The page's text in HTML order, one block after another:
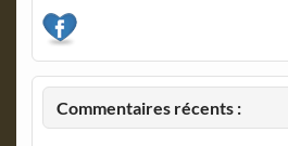
Commentaires récents :